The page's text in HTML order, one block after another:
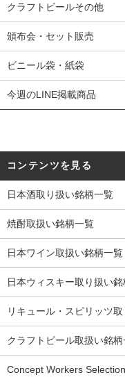
クラフトビールその他
頒布会・セット販売
ビニール袋・紙袋
今週のLINE掲載商品
コンテンツを見る
日本酒取り扱い銘柄一覧
焼酎取扱い銘柄一覧
日本ワイン取扱い銘柄一覧
日本ウィスキー取り扱い
リキュール・スピリッツ
クラフトビール取扱い銘
Concept Workers